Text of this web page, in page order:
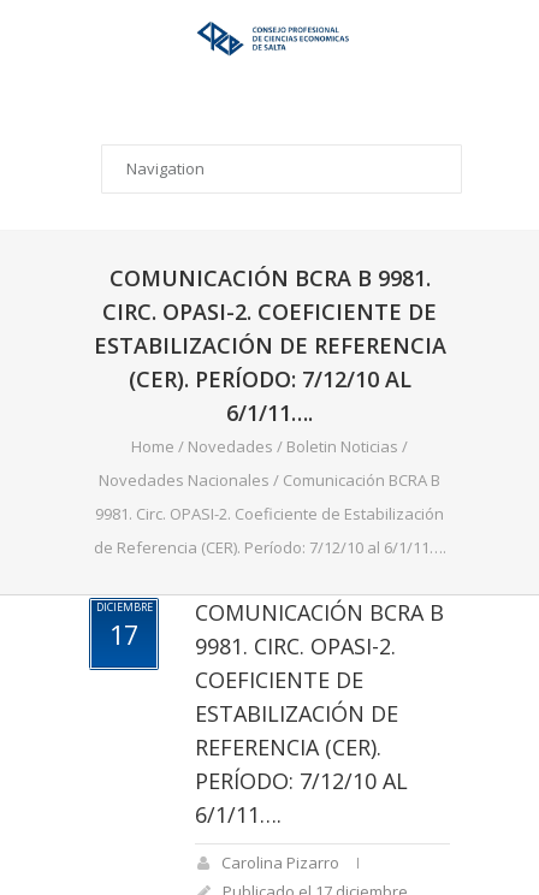
COMUNICACIÓN BCRA B 9981.
CIRC. OPASI-2. COEFICIENTE DE
ESTABILIZACIÓN DE REFERENCIA
(CER). PERÍODO: 7/12/10 AL
6/1/11….
Home / Novedades / Boletin Noticias /
Novedades Nacionales / Comunicación BCRA B
9981. Circ. OPASI-2. Coeficiente de Estabilización
de Referencia (CER). Período: 7/12/10 al 6/1/11….
DICIEMBRE
17
COMUNICACIÓN BCRA B
9981. CIRC. OPASI-2.
COEFICIENTE DE
ESTABILIZACIÓN DE
REFERENCIA (CER).
PERÍODO: 7/12/10 AL
6/1/11….
Carolina Pizarro